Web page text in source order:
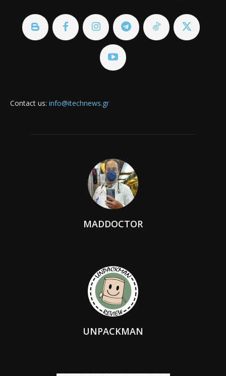
Contact us: info@itechnews.gr
MADDOCTOR
UNPACKMAN